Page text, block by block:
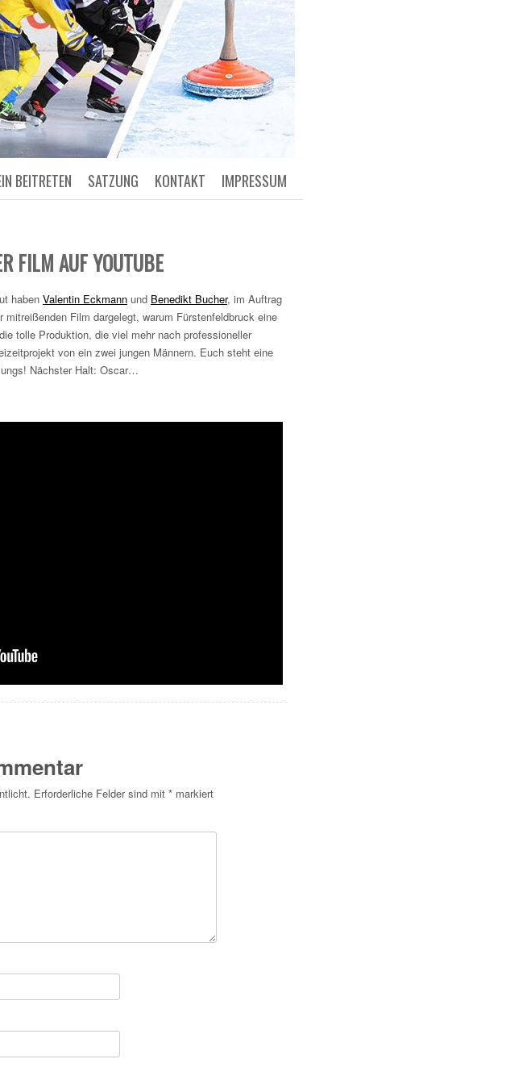
IMPRESSUM
KONTAKT
SATZUNG
BEITRETEN
FILM AUF YOUTUBE
haben Valentin Eckmann und Benedikt Bucher, im Auftrag
Film dargelegt, warum Fürstenfeldbruck eine
tolle Produktion, die viel mehr nach professioneller
von ein zwei jungen Männern. Euch steht eine
Nächster Halt: Oscar…
Erforderliche Felder sind mit * markiert